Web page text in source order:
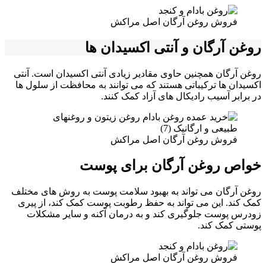
فروش روغن آرگان اصل مراکش
روغن آرگان و آنتی اکسیدان ها
روغن آرگان همچنین حاوی مقادیر زیادی آنتی اکسیدان است. آنتی
اکسیدان ها ترکیباتی هستند که می توانند به محافظت از سلول ها
در برابر آسیب رادیکال های آزاد کمک کنند.
فروش روغن آرگان اصل مراکش
خواص روغن آرگان برای پوست
روغن آرگان می تواند به بهبود سلامت پوست به روش های مختلف
کمک کند. این می تواند به حفظ رطوبت پوست کمک کند، از پیری
زودرس پوست جلوگیری کند و به درمان آکنه و سایر مشکلات
پوستی کمک کند.
فروش روغن آرگان اصل مراکش